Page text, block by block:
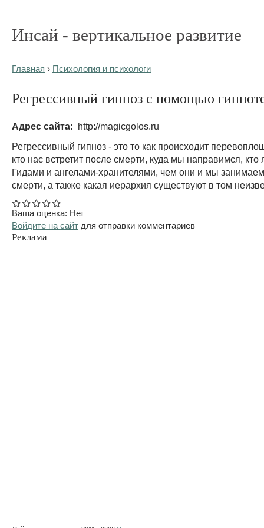
Инсай - вертикальное развитие
Главная › Психология и психологи
Регрессивный гипноз с помощью
Адрес сайта: http://magicgolos.ru
Регрессивный гипноз - это то как происходит
кто нас встретит после смерти, куда мы направимся, кто
Гидами и ангелами-хранителями, чем они и мы
смерти, а также какая иерархия существуют в том
Ваша оценка: Нет
Войдите на сайт для отправки комментариев
Реклама